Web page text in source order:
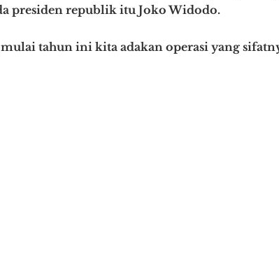
presiden republik itu Joko Widodo.
tahun ini kita adakan operasi yang